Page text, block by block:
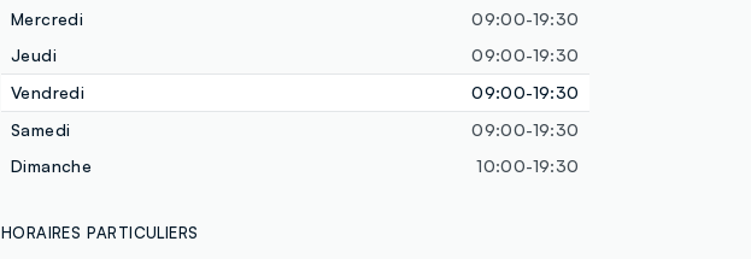
Mercredi
09:00-19:30
Jeudi
09:00-19:30
Vendredi
09:00-19:30
Samedi
09:00-19:30
Dimanche
10:00-19:30
HORAIRES PARTICULIERS